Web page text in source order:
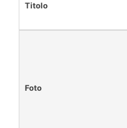
Titolo
Foto